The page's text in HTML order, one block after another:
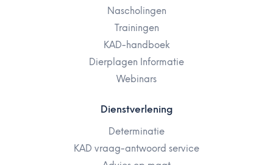
Nascholingen
Trainingen
KAD-handboek
Dierplagen Informatie
Webinars
Dienstverlening
Determinatie
KAD vraag-antwoord service